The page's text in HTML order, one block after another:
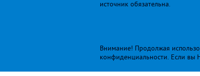
источник обязательна.
Внимание! Продолжая
конфиденциальности. Если вы